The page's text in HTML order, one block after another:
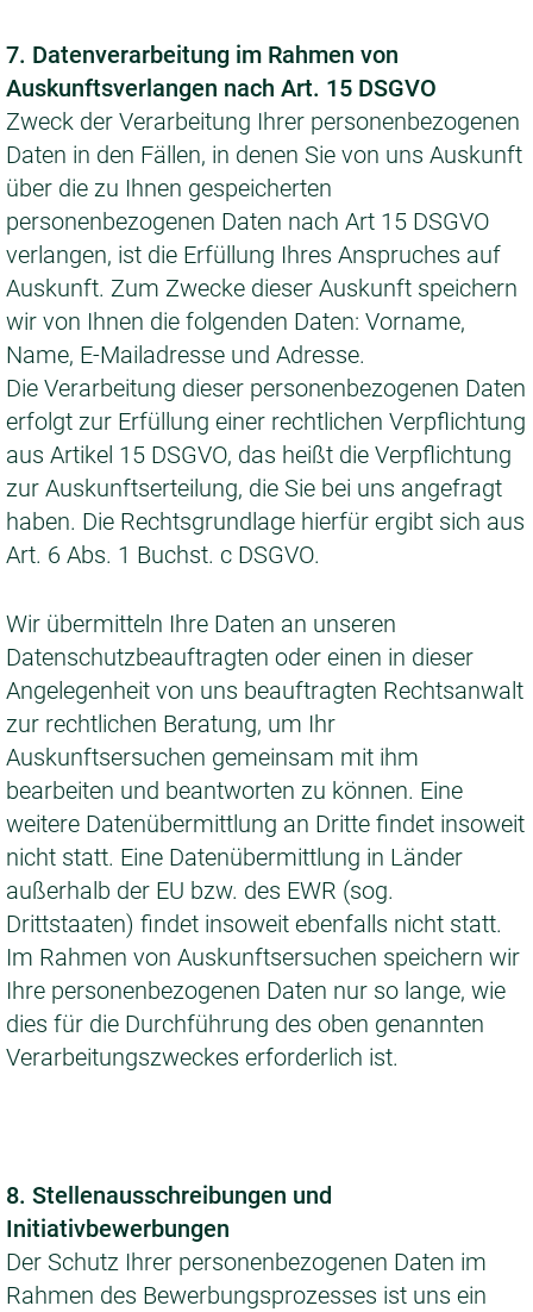
7. Datenverarbeitung im Rahmen von
Auskunftsverlangen nach Art. 15 DSGVO
Zweck der Verarbeitung Ihrer personenbezogenen
Daten in den Fällen, in denen Sie von uns Auskunft
über die zu Ihnen gespeicherten
personenbezogenen Daten nach Art 15 DSGVO
verlangen, ist die Erfüllung Ihres Anspruches auf
Auskunft. Zum Zwecke dieser Auskunft speichern
wir von Ihnen die folgenden Daten: Vorname,
Name, E-Mailadresse und Adresse.
Die Verarbeitung dieser personenbezogenen Daten
erfolgt zur Erfüllung einer rechtlichen Verpflichtung
aus Artikel 15 DSGVO, das heißt die Verpflichtung
zur Auskunftserteilung, die Sie bei uns angefragt
haben. Die Rechtsgrundlage hierfür ergibt sich aus
Art. 6 Abs. 1 Buchst. c DSGVO.
Wir übermitteln Ihre Daten an unseren
Datenschutzbeauftragten oder einen in dieser
Angelegenheit von uns beauftragten Rechtsanwalt
zur rechtlichen Beratung, um Ihr
Auskunftsersuchen gemeinsam mit ihm
bearbeiten und beantworten zu können. Eine
weitere Datenübermittlung an Dritte findet insoweit
nicht statt. Eine Datenübermittlung in Länder
außerhalb der EU bzw. des EWR (sog.
Drittstaaten) findet insoweit ebenfalls nicht statt.
Im Rahmen von Auskunftsersuchen speichern wir
Ihre personenbezogenen Daten nur so lange, wie
dies für die Durchführung des oben genannten
Verarbeitungszweckes erforderlich ist.
8. Stellenausschreibungen und
Initiativbewerbungen
Der Schutz Ihrer personenbezogenen Daten im
Rahmen des Bewerbungsprozesses ist uns ein